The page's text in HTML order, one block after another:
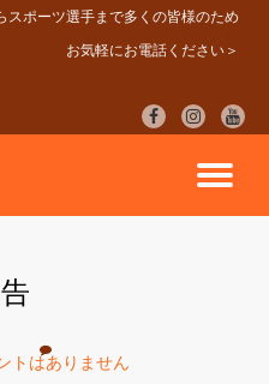
スポーツ選手まで多くの皆様のため
気軽にお電話ください＞
fa-
facebook
fa-
instagram
fa-
ナ
トはありません